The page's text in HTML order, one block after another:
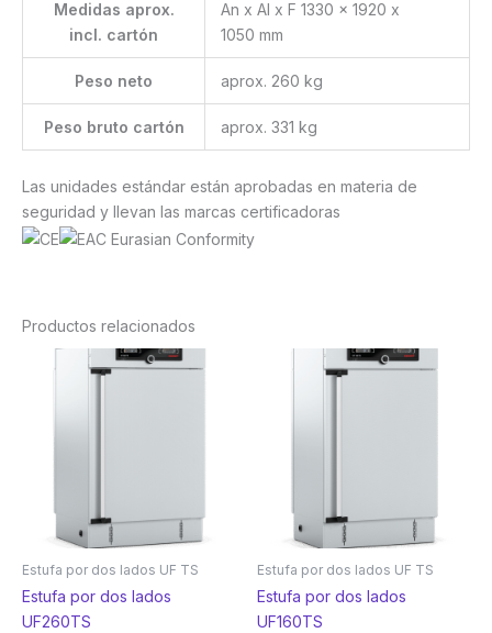
Medidas aprox.
incl. cartón
An x Al x F 1330 x 1920 x
1050 mm
Peso neto aprox. 260 kg
Peso bruto cartón aprox. 331 kg
Las unidades estándar están aprobadas en materia de
seguridad y llevan las marcas certificadoras
Productos relacionados
Estufa por dos lados UF TS
Estufa por dos lados
UF260TS
Estufa por dos lados UF TS
Estufa por dos lados
UF160TS